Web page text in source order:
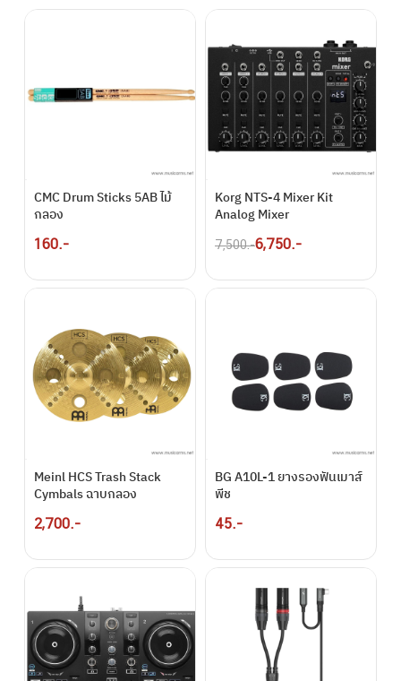
CMC Drum Sticks 5AB ไม้
กลอง
160.-
Korg NTS-4 Mixer Kit
Analog Mixer
7,500.-6,750.-
Meinl HCS Trash Stack
Cymbals ฉาบกลอง
2,700.-
BG A10L-1 ยางรองฟันเมาส์
พีช
45.-